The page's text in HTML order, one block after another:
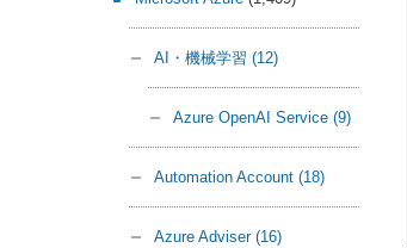
AI・機械学習 (12)
Azure OpenAI Service (9)
Automation Account (18)
Azure Adviser (16)